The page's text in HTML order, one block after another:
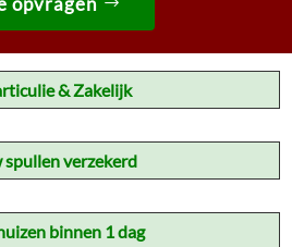
& Zakelijk
spullen verzekerd
binnen 1 dag